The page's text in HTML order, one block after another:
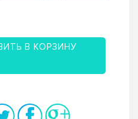
В КОРЗИНУ